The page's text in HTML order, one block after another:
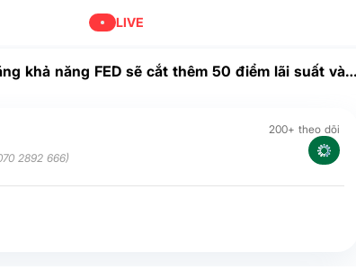
LIVE
khả năng FED sẽ cắt thêm 50 điểm lãi suất vào
2892 666)
200+ theo dõi